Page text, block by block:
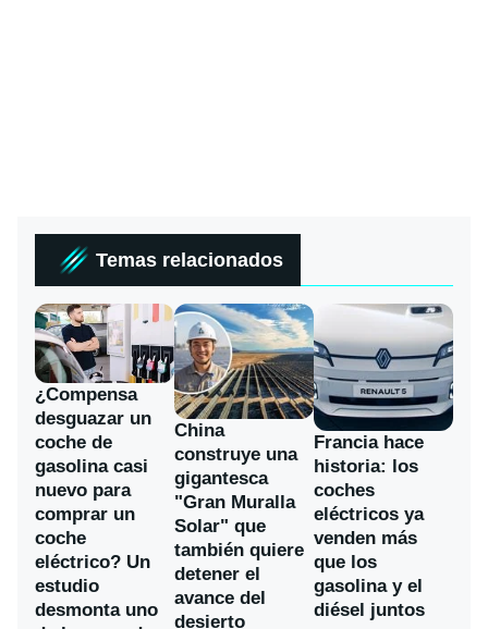
Temas relacionados
¿Compensa
desguazar un
coche de
gasolina casi
nuevo para
comprar un
coche
eléctrico? Un
estudio
desmonta uno
China
construye una
gigantesca
"Gran Muralla
Solar" que
también quiere
detener el
avance del
desierto
Francia hace
historia: los
coches
eléctricos ya
venden más
que los
gasolina y el
diésel juntos